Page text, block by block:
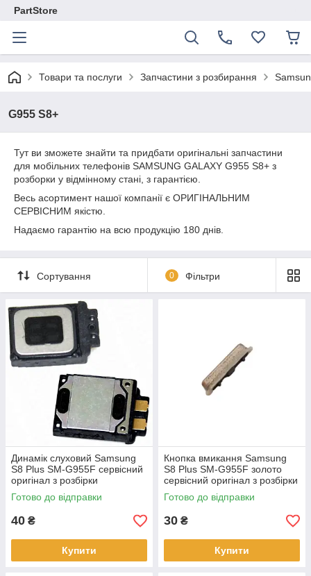
PartStore
Товари та послуги Запчастини з розбирання
G955 S8+
Тут ви зможете знайти та придбати оригінальні запчастини
для мобільних телефонів SAMSUNG GALAXY G955 S8+ з
розборки у відмінному стані, з гарантією.
Весь асортимент нашої компанії є ОРИГІНАЛЬНИМ
СЕРВІСНИМ якістю.
Надаємо гарантію на всю продукцію 180 днів.
Сортування 0 Фільтри
Динамік слуховий Samsung
S8 Plus SM-G955F сервісний
оригінал з розбірки
Готово до відправки
40 ₴
Купити
Кнопка вмикання Samsung
S8 Plus SM-G955F золото
сервісний оригінал з розбірки
Готово до відправки
30 ₴
Купити